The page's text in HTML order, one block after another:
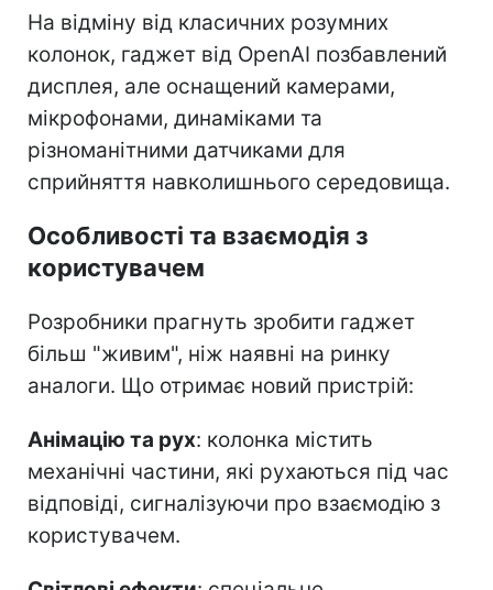
На відміну від класичних розумних
колонок, гаджет від OpenAI позбавлений
дисплея, але оснащений камерами,
мікрофонами, динаміками та
різноманітними датчиками для
сприйняття навколишнього середовища.
Особливості та взаємодія з
користувачем
Розробники прагнуть зробити гаджет
більш "живим", ніж наявні на ринку
аналоги. Що отримає новий пристрій:
Анімацію та рух: колонка містить
механічні частини, які рухаються під час
відповіді, сигналізуючи про взаємодію з
користувачем.